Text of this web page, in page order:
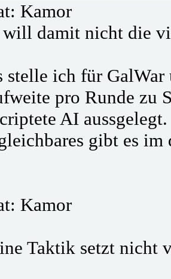
Kamor
damit nicht die
stelle ich für
pro Runde zu
AI
gibt es
Kamor
Taktik setzt nicht